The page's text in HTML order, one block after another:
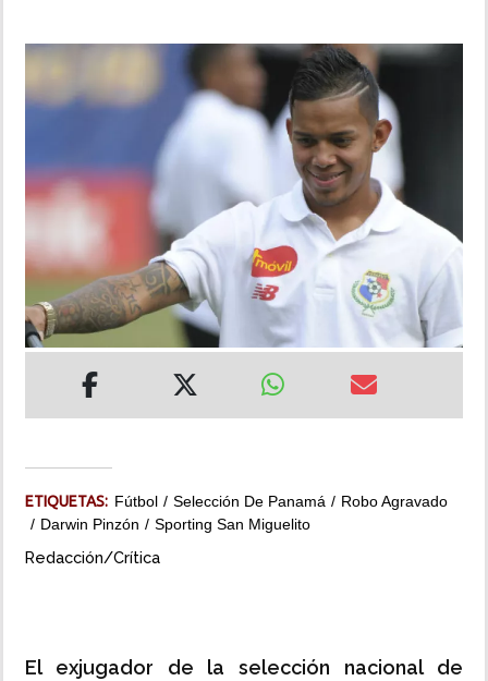
DEPORTES
MUNDO
INSÓLITAS
IMPRESO
ETIQUETAS: Fútbol Selección De Panamá
Robo Agravado
Darwin Pinzón
Sporting San Miguelito
Redacción/Crítica
El exjugador de la selección nacional de